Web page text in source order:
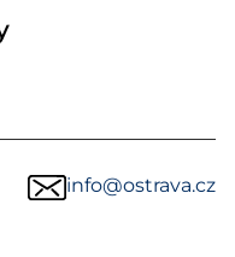
info@ostrava.cz